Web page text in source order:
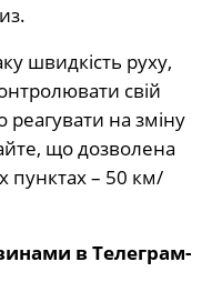
швидкість руху,
свій
реагувати на зміну
що дозволена
пунктах – 50 км/
в Телеграм-